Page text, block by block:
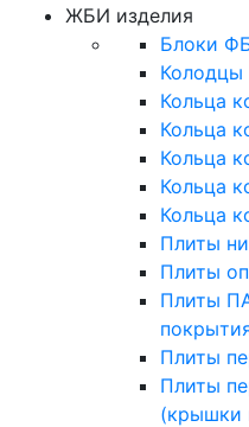
ЖБИ изделия
Блоки
Колодцы
Кольца
Кольца
Кольца
Кольца
Кольца
Плиты
Плиты
Плиты
Плиты
Плиты
(крышки